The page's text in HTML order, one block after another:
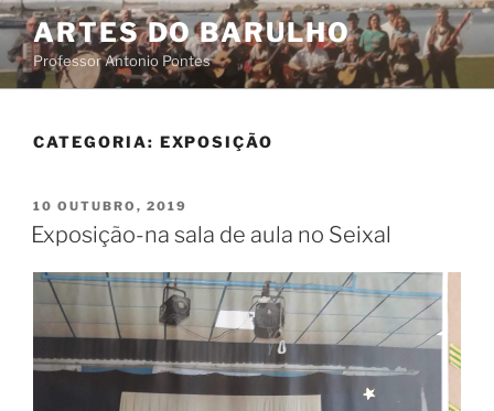
Saltar
para
o
conteúdo
ARTES DO BARULHO
Professor Antonio Pontes
CATEGORIA: EXPOSIÇÃO
PUBLICADO
EM
10 OUTUBRO, 2019
Exposição-na sala de aula no Seixal